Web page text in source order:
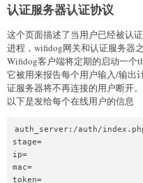
认证服务器认证协议
这个页面描述了当用户已经被认
进程，wifidog网关和认证服务器
Wifidog客户端将定期的启动一个
它被用来报告每个用户输入/输出
证服务器将不再连接的用户断开。
以下是发给每个在线用户的信息
auth_server:/auth/
stage=
ip=
mac=
token=